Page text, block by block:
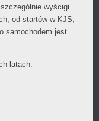
wyścigi
od startów w KJS,
samochodem jest
latach: